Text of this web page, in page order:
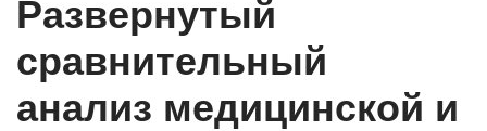
Развернутый
сравнительный
анализ медицинской и